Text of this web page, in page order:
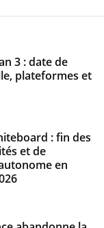
3 : date de
plateformes et
: fin des
et de
en